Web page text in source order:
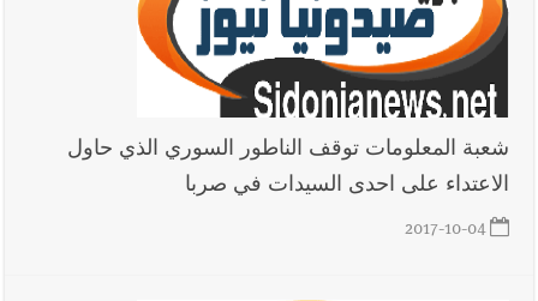
شعبة المعلومات توقف الناطور السوري الذي حاول
الاعتداء على احدى السيدات في صربا
2017-10-04